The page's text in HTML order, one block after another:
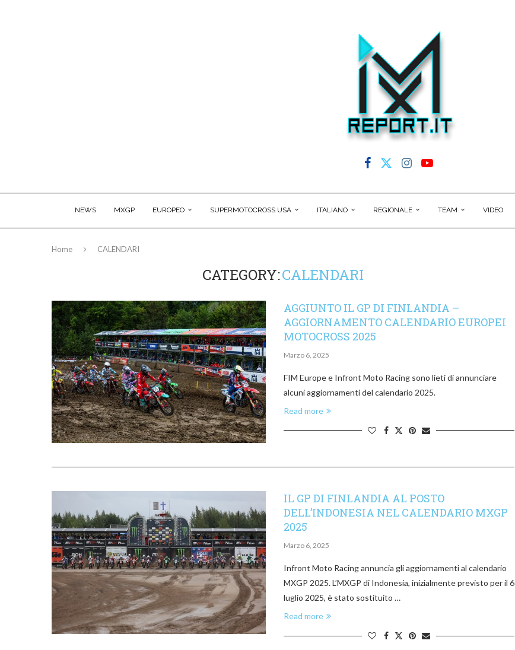
NEWS MXGP EUROPEO SUPERMOTOCROSS USA ITALIANO REGIONALE TEAM VIDEO
Home CALENDARI
CATEGORY:CALENDARI
AGGIUNTO IL GP DI FINLANDIA –
AGGIORNAMENTO CALENDARIO EUROPEI
MOTOCROSS 2025
Marzo 6, 2025
FIM Europe e Infront Moto Racing sono lieti di annunciare
alcuni aggiornamenti del calendario 2025.
Read more
IL GP DI FINLANDIA AL POSTO
DELL’INDONESIA NEL CALENDARIO MXGP
2025
Marzo 6, 2025
Infront Moto Racing annuncia gli aggiornamenti al calendario
MXGP 2025. L’MXGP di Indonesia, inizialmente previsto per il 6
luglio 2025, è stato sostituito …
Read more